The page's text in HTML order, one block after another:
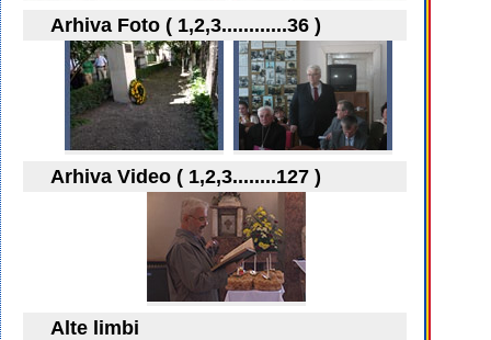
Arhiva Foto ( 1,2,3............36 )
Arhiva Video ( 1,2,3........127 )
Alte limbi